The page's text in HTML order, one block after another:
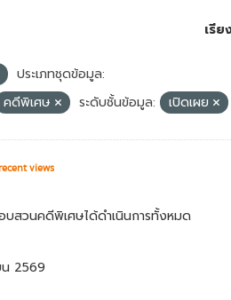
เรีย
ประเภทชุดข้อมูล:
คดีพิเศษ ระดับชั้นข้อมูล: เปิดเผย
views
สวนคดีพิเศษได้ดำเนินการทั้งหมด
2569